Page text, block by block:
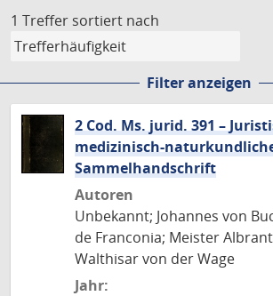
1 Treffer sortiert nach
Filter anzeigen
2 Cod. Ms. jurid. 391 –
medizinisch-
Sammelhandschrift
Autoren
Unbekannt; Johannes von
de Franconia; Meister
Walthisar von der Wage
Jahr: